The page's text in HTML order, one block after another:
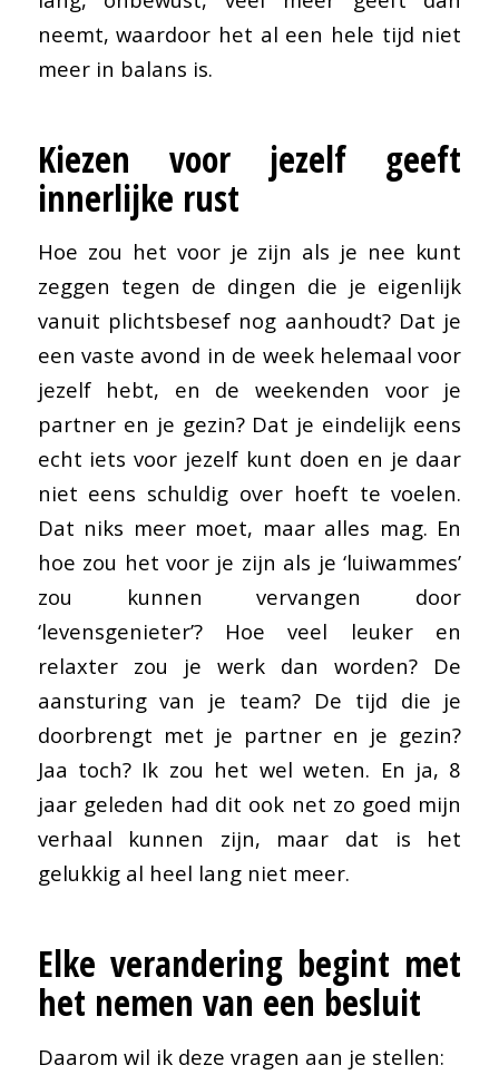
neemt, waardoor het al een hele tijd niet
meer in balans is.
Kiezen voor jezelf geeft
innerlijke rust
Hoe zou het voor je zijn als je nee kunt
zeggen tegen de dingen die je eigenlijk
vanuit plichtsbesef nog aanhoudt? Dat je
een vaste avond in de week helemaal voor
jezelf hebt, en de weekenden voor je
partner en je gezin? Dat je eindelijk eens
echt iets voor jezelf kunt doen en je daar
niet eens schuldig over hoeft te voelen.
Dat niks meer moet, maar alles mag. En
hoe zou het voor je zijn als je ‘luiwammes’
zou kunnen vervangen door
‘levensgenieter’? Hoe veel leuker en
relaxter zou je werk dan worden? De
aansturing van je team? De tijd die je
doorbrengt met je partner en je gezin?
Jaa toch? Ik zou het wel weten. En ja, 8
jaar geleden had dit ook net zo goed mijn
verhaal kunnen zijn, maar dat is het
gelukkig al heel lang niet meer.
Elke verandering begint met
het nemen van een besluit
Daarom wil ik deze vragen aan je stellen: